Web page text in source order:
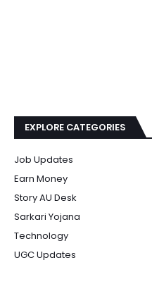
EXPLORE CATEGORIES
Job Updates
Earn Money
Story AU Desk
Sarkari Yojana
Technology
UGC Updates